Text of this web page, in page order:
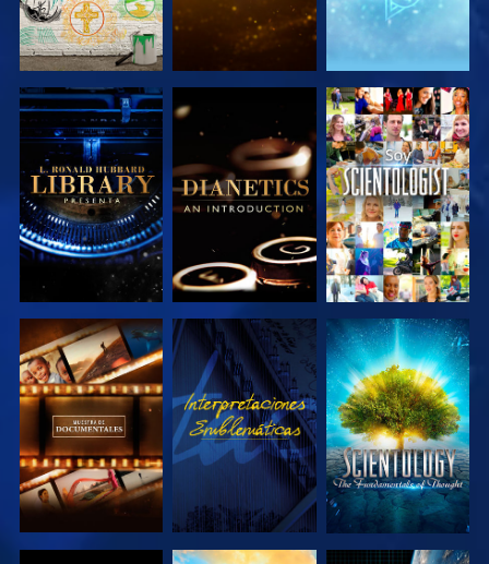
EXPLORA LAS
SERIES
EXPLORA LAS
SERIES
VE
EXPLORA LAS
SERIES
VE
EXPLORA LAS
SERIES